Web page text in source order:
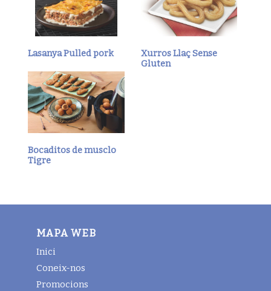
Lasanya Pulled pork
Xurros Llaç Sense
Gluten
Bocaditos de musclo
Tigre
MAPA WEB
Inici
Coneix-nos
Promocions